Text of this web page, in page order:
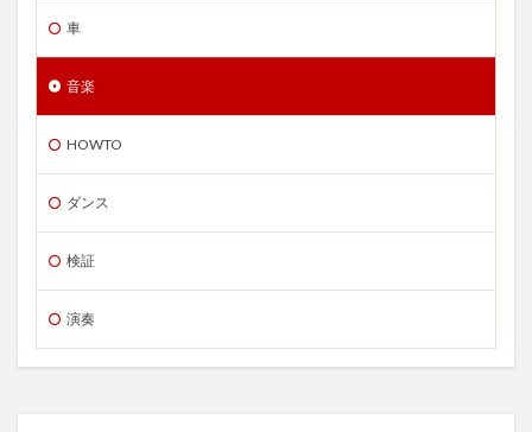
車
音楽
HOWTO
ダンス
検証
演奏